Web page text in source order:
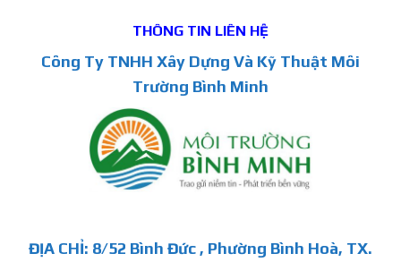
THÔNG TIN LIÊN HỆ
Công Ty TNHH Xây Dựng Và Kỹ Thuật Môi
Trường Bình Minh
ĐỊA CHỈ: 8/52 Bình Đức , Phường Bình Hoà, TX.